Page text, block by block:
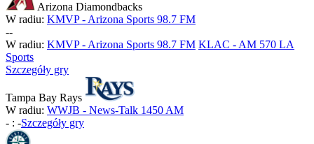
Arizona Diamondbacks
W radiu: KMVP - Arizona Sports 98.7 FM
--
W radiu: KMVP - Arizona Sports 98.7 FM KLAC - AM 570 LA
Sports
Szczegóły gry
Tampa Bay Rays
W radiu: WWJB - News-Talk 1450 AM
- : -Szczegóły gry